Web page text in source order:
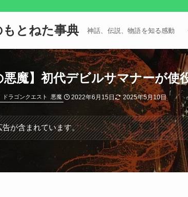
とねた事典 神話、伝説、物語を知る感動
悪魔】初代デビルサマナーが
ドラゴンクエスト 悪魔 2022年6月15日 2025年5月10日
が含まれています。